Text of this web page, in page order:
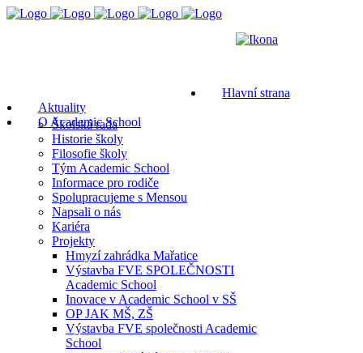
Hlavní strana
Aktuality
O Academic School
Školská rada
Historie školy
Filosofie školy
Tým Academic School
Informace pro rodiče
Spolupracujeme s Mensou
Napsali o nás
Kariéra
Projekty
Hmyzí zahrádka Mařatice
Výstavba FVE SPOLEČNOSTI
Academic School
Inovace v Academic School v SŠ
OP JAK MŠ, ZŠ
Výstavba FVE společnosti Academic
School